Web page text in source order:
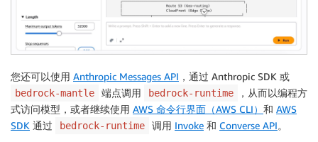
您还可以使用 Anthropic Messages API ，通过 Anthropic SDK 或
bedrock-mantle 端点调用 bedrock-runtime
，从而以编程方
式访问模型，或者继续使用 AWS 命令行界面（AWS CLI） 和 AWS
SDK 通过 bedrock-runtime 调用 Invoke 和 Converse API。